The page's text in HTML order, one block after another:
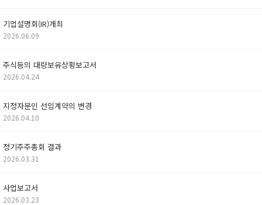
기업설명회(IR)개최
2026.06.09
주식등의 대량보유상황보고서
2026.04.24
지정자문인 선임계약의 변경
2026.04.10
정기주주총회 결과
2026.03.31
사업보고서
2026.03.23